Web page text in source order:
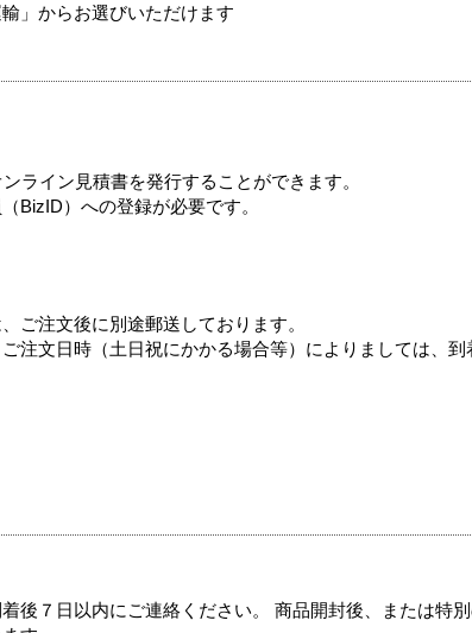
」からお選びいただけます
ライン見積書を発行することができます。
BizID）への登録が必要です。
ご注文後に別途郵送しております。
注文日時（土日祝にかかる場合等）によりましては、到
後７日以内にご連絡ください。 商品開封後、または特